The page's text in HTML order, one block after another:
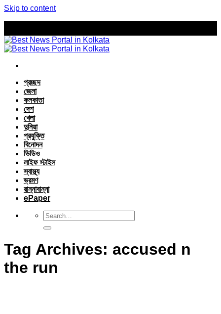
Skip to content
প্রচ্ছদ
জেলা
কলকাতা
দেশ
খেলা
দুনিয়া
প্রযুক্তি
বিনোদন
ভিডিও
লাইফ স্টাইল
স্বাস্থ্য
ভ্রমণ
রান্নাবান্না
ePaper
Tag Archives: accused n
the run